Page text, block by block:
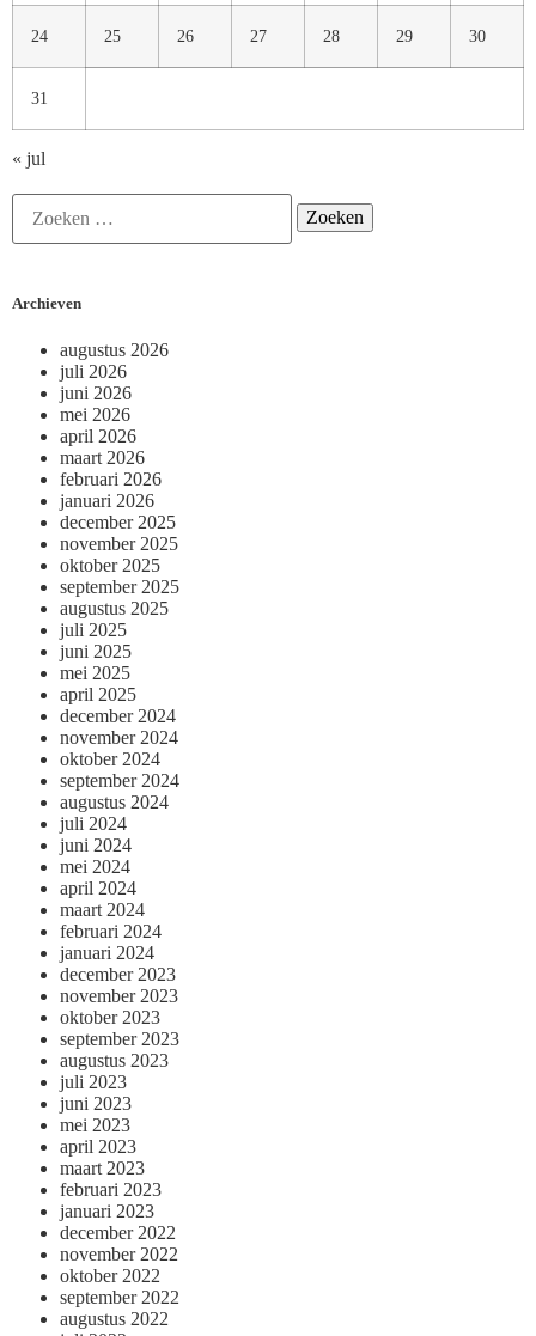
24 25 26 27 28 29 30
31
« jul
Archieven
augustus 2026
juli 2026
juni 2026
mei 2026
april 2026
maart 2026
februari 2026
januari 2026
december 2025
november 2025
oktober 2025
september 2025
augustus 2025
juli 2025
juni 2025
mei 2025
april 2025
december 2024
november 2024
oktober 2024
september 2024
augustus 2024
juli 2024
juni 2024
mei 2024
april 2024
maart 2024
februari 2024
januari 2024
december 2023
november 2023
oktober 2023
september 2023
augustus 2023
juli 2023
juni 2023
mei 2023
april 2023
maart 2023
februari 2023
januari 2023
december 2022
november 2022
oktober 2022
september 2022
augustus 2022